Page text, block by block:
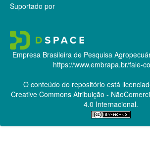
Suportado por
Empresa Brasileira de Pesquisa
https://www.embrapa.br/fale-
O conteúdo do repositório está
Creative CommonsAtribuição -
4.0 Internacional.